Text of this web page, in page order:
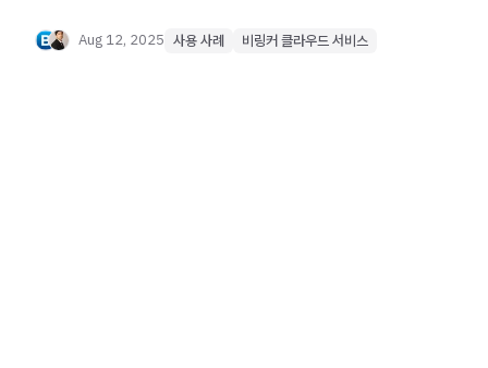
해결됩니다. 효율이 이렇게 오를 줄 몰랐던 실제 경험담을
Aug 12, 2025 사용 사례 비링커 클라우드 서비스